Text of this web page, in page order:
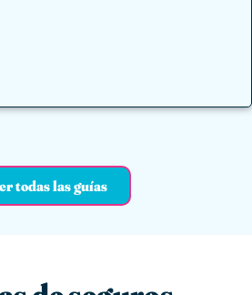
todas las guías